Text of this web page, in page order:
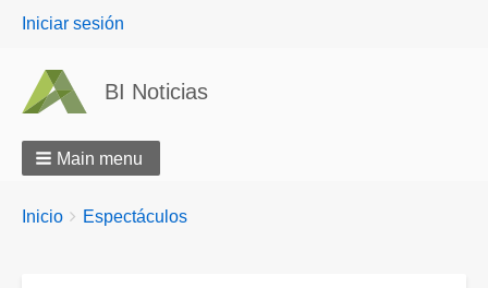
User
Iniciar sesión
BI Noticias
Main menu
Breadcrumbs
You
Inicio Espectáculos